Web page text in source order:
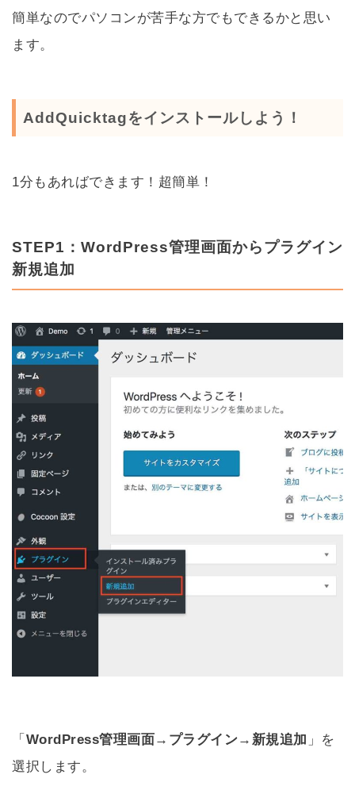
簡単なのでパソコンが苦手な方でもできるかと思い
ます。
AddQuicktagをインストールしよう！
1分もあればできます！超簡単！
STEP1：WordPress管理画面からプラグイン
新規追加
「 WordPress管理画面→プラグイン→新規追加 」を
選択します。